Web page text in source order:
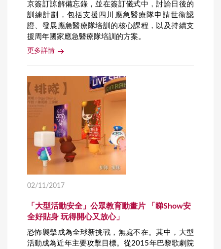
京簽訂諒解備忘錄，並在簽訂儀式中，討論日後的
訓練計劃，包括支援四川應急醫療隊申請世衞認
證、發展應急醫療隊培訓的核心課程，以及持續支
援周年國家應急醫療隊培訓的方案。
更多詳情
02/11/2017
「大型活動安全」公眾教育動畫片 「睇Show安
全好貼身 玩得開心又放心」
恐怖襲擊成為全球新挑戰，無處不在。其中，大型
活動成為近年主要攻擊目標。從2015年巴黎歌劇院